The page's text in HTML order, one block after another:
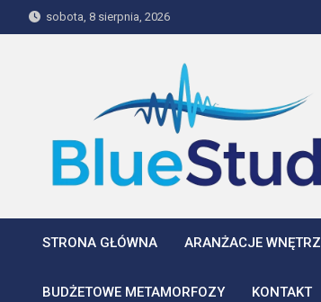
to
sobota, 8 sierpnia, 2026
BlueStudio
STRONA GŁÓWNA ARANŻACJE WNĘTRZ
BUDŻETOWE METAMORFOZY KONTAKT